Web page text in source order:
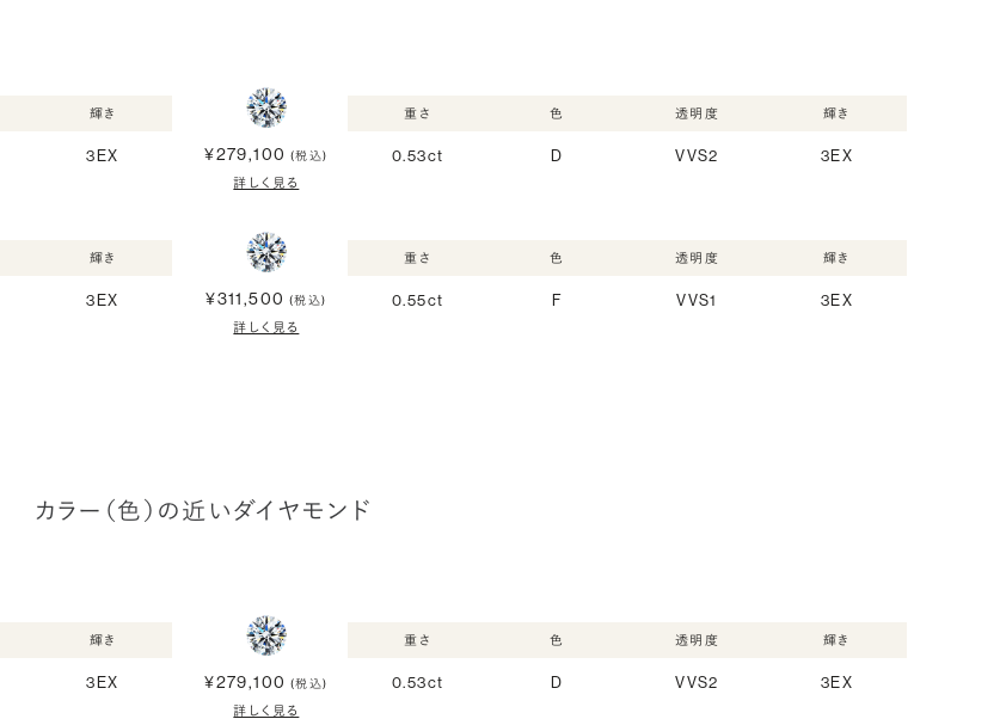
輝き
3EX ¥279,100 (税込)
詳しく見る
重さ
0.53ct
色
D
透明度
VVS2
輝き
3EX
輝き
3EX ¥311,500 (税込)
詳しく見る
重さ
0.55ct
色
F
透明度
VVS1
輝き
3EX
カラー（色）の近いダイヤモンド
輝き
3EX ¥279,100 (税込)
詳しく見る
重さ
0.53ct
色
D
透明度
VVS2
輝き
3EX